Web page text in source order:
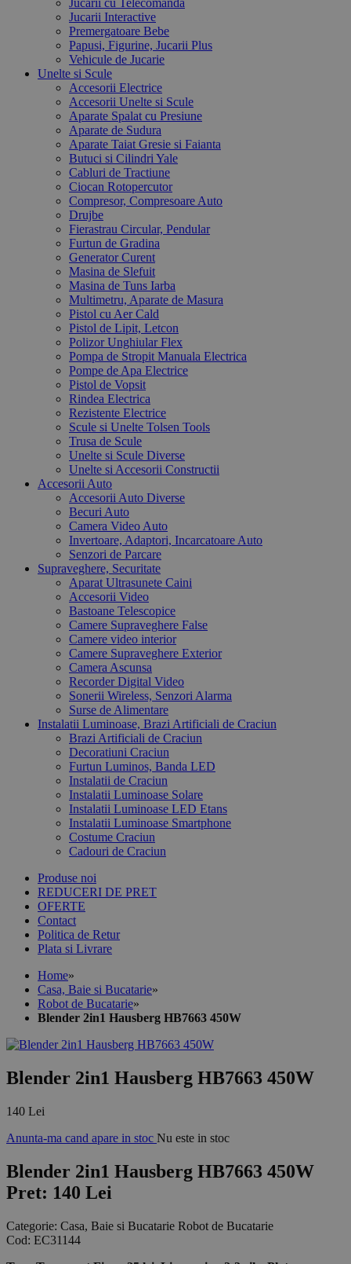
Jucarii cu Telecomanda
Jucarii Interactive
Premergatoare Bebe
Papusi, Figurine, Jucarii Plus
Vehicule de Jucarie
Unelte si Scule
Accesorii Electrice
Accesorii Unelte si Scule
Aparate Spalat cu Presiune
Aparate de Sudura
Aparate Taiat Gresie si Faianta
Butuci si Cilindri Yale
Cabluri de Tractiune
Ciocan Rotopercutor
Compresor, Compresoare Auto
Drujbe
Fierastrau Circular, Pendular
Furtun de Gradina
Generator Curent
Masina de Slefuit
Masina de Tuns Iarba
Multimetru, Aparate de Masura
Pistol cu Aer Cald
Pistol de Lipit, Letcon
Polizor Unghiular Flex
Pompa de Stropit Manuala Electrica
Pompe de Apa Electrice
Pistol de Vopsit
Rindea Electrica
Rezistente Electrice
Scule si Unelte Tolsen Tools
Trusa de Scule
Unelte si Scule Diverse
Unelte si Accesorii Constructii
Accesorii Auto
Accesorii Auto Diverse
Becuri Auto
Camera Video Auto
Invertoare, Adaptori, Incarcatoare Auto
Senzori de Parcare
Supraveghere, Securitate
Aparat Ultrasunete Caini
Accesorii Video
Bastoane Telescopice
Camere Supraveghere False
Camere video interior
Camere Supraveghere Exterior
Camera Ascunsa
Recorder Digital Video
Sonerii Wireless, Senzori Alarma
Surse de Alimentare
Instalatii Luminoase, Brazi Artificiali de Craciun
Brazi Artificiali de Craciun
Decoratiuni Craciun
Furtun Luminos, Banda LED
Instalatii de Craciun
Instalatii Luminoase Solare
Instalatii Luminoase LED Etans
Instalatii Luminoase Smartphone
Costume Craciun
Cadouri de Craciun
Produse noi
REDUCERI DE PRET
OFERTE
Contact
Politica de Retur
Plata si Livrare
Home»
Casa, Baie si Bucatarie»
Robot de Bucatarie»
Blender 2in1 Hausberg HB7663 450W
Blender 2in1 Hausberg HB7663 450W
140 Lei
Anunta-ma cand apare in stoc Nu este in stoc
Blender 2in1 Hausberg HB7663 450W
Pret: 140 Lei
Categorie: Casa, Baie si Bucatarie Robot de Bucatarie
Cod: EC31144